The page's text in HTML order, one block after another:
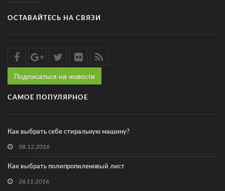
ОСТАВАЙТЕСЬ НА СВЯЗИ
Подписаться на новости
САМОЕ ПОПУЛЯРНОЕ
Как выбрать себе стиральную машину?
08.12.2016
Как выбрать полипропиленовый лист
26.11.2016